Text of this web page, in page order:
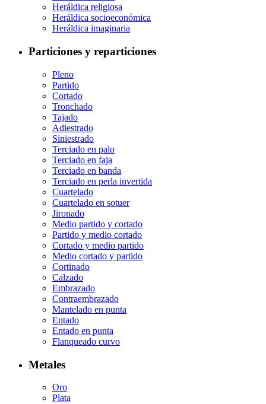
Heráldica religiosa
Heráldica socioeconómica
Heráldica imaginaria
Particiones y reparticiones
Pleno
Partido
Cortado
Tronchado
Tajado
Adiestrado
Siniestrado
Terciado en palo
Terciado en faja
Terciado en banda
Terciado en perla invertida
Cuartelado
Cuartelado en sotuer
Jironado
Medio partido y cortado
Partido y medio cortado
Cortado y medio partido
Medio cortado y partido
Cortinado
Calzado
Embrazado
Contraembrazado
Mantelado en punta
Entado
Entado en punta
Flanqueado curvo
Metales
Oro
Plata